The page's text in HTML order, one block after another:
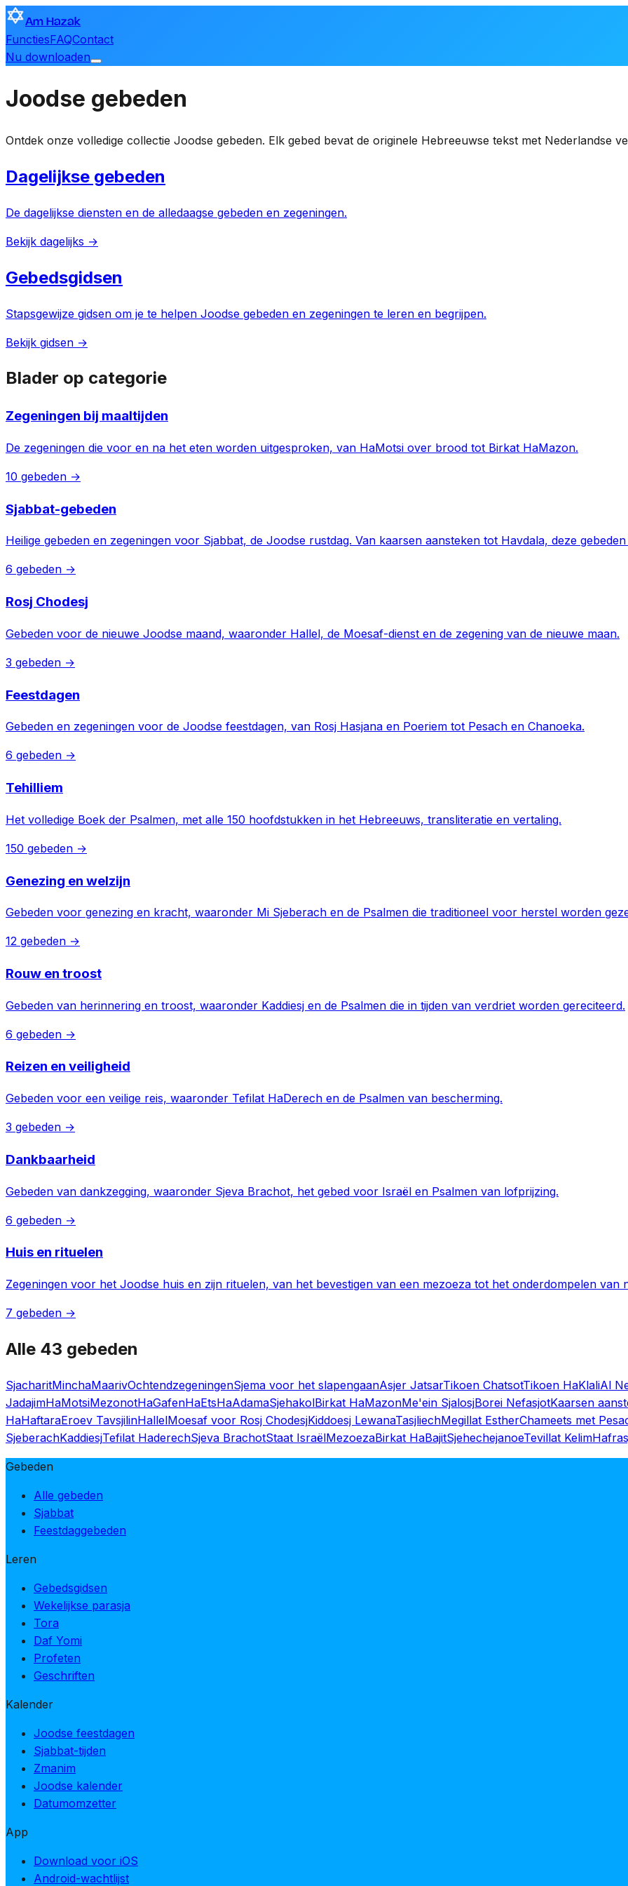
Am Hazak
FunctiesFAQContact
Nu downloaden
Joodse gebeden
Ontdek onze volledige collectie Joodse gebeden. Elk gebed bevat de originele Hebreeuwse tekst met Nederlandse
Dagelijkse gebeden
De dagelijkse diensten en de alledaagse gebeden en zegeningen.
Bekijk dagelijks →
Gebedsgidsen
Stapsgewijze gidsen om je te helpen Joodse gebeden en zegeningen te leren en begrijpen.
Bekijk gidsen →
Blader op categorie
Zegeningen bij maaltijden
De zegeningen die voor en na het eten worden uitgesproken, van HaMotsi over brood tot Birkat HaMazon.
10 gebeden →
Sjabbat-gebeden
Heilige gebeden en zegeningen voor Sjabbat, de Joodse rustdag. Van kaarsen aansteken tot Havdala, deze
6 gebeden →
Rosj Chodesj
Gebeden voor de nieuwe Joodse maand, waaronder Hallel, de Moesaf-dienst en de zegening van de nieuwe maan.
3 gebeden →
Feestdagen
Gebeden en zegeningen voor de Joodse feestdagen, van Rosj Hasjana en Poeriem tot Pesach en Chanoeka.
6 gebeden →
Tehilliem
Het volledige Boek der Psalmen, met alle 150 hoofdstukken in het Hebreeuws, transliteratie en vertaling.
150 gebeden →
Genezing en welzijn
Gebeden voor genezing en kracht, waaronder Mi Sjeberach en de Psalmen die traditioneel voor herstel worden
12 gebeden →
Rouw en troost
Gebeden van herinnering en troost, waaronder Kaddiesj en de Psalmen die in tijden van verdriet worden gereciteerd.
6 gebeden →
Reizen en veiligheid
Gebeden voor een veilige reis, waaronder Tefilat HaDerech en de Psalmen van bescherming.
3 gebeden →
Dankbaarheid
Gebeden van dankzegging, waaronder Sjeva Brachot, het gebed voor Israël en Psalmen van lofprijzing.
6 gebeden →
Huis en rituelen
Zegeningen voor het Joodse huis en zijn rituelen, van het bevestigen van een mezoeza tot het onderdompelen van
7 gebeden →
Alle 43 gebeden
SjacharitMinchaMaarivOchtendzegeningenSjema voor het slapengaanAsjer JatsarTikoen ChatsotTikoen HaKlaliAl
JadajimHaMotsiMezonotHaGafenHaEtsHaAdamaSjehakolBirkat HaMazonMe'ein SjalosjBorei NefasjotKaarsen
HaHaftaraEroev TavsjilinHallelMoesaf voor Rosj ChodesjKiddoesj LewanaTasjliechMegillat EstherChameets met
SjeberachKaddiesjTefilat HaderechSjeva BrachotStaat IsraëlMezoezaBirkat HaBajitSjehechejanoeTevillat Kelim
Gebeden
Alle gebeden
Sjabbat
Feestdaggebeden
Leren
Gebedsgidsen
Wekelijkse parasja
Tora
Daf Yomi
Profeten
Geschriften
Kalender
Joodse feestdagen
Sjabbat-tijden
Zmanim
Joodse kalender
Datumomzetter
App
Download voor iOS
Android-wachtlijst